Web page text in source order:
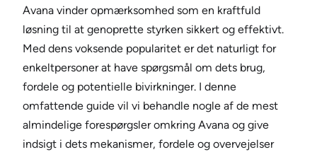
Avana vinder opmærksomhed som en kraftfuld
løsning til at genoprette styrken sikkert og effektivt.
Med dens voksende popularitet er det naturligt for
enkeltpersoner at have spørgsmål om dets brug,
fordele og potentielle bivirkninger. I denne
omfattende guide vil vi behandle nogle af de mest
almindelige forespørgsler omkring Avana og give
indsigt i dets mekanismer, fordele og overvejelser